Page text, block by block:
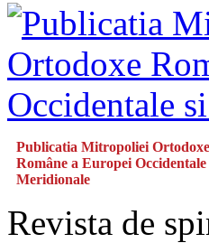
Publicatia Mitropoliei Ortodoxe
Române a Europei Occidentale
Meridionale
Revista de